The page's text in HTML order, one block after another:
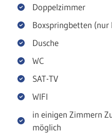
Doppelzimmer
Boxspringbetten
Dusche
WC
SAT-TV
WIFI
in einigen Zimmern
möglich